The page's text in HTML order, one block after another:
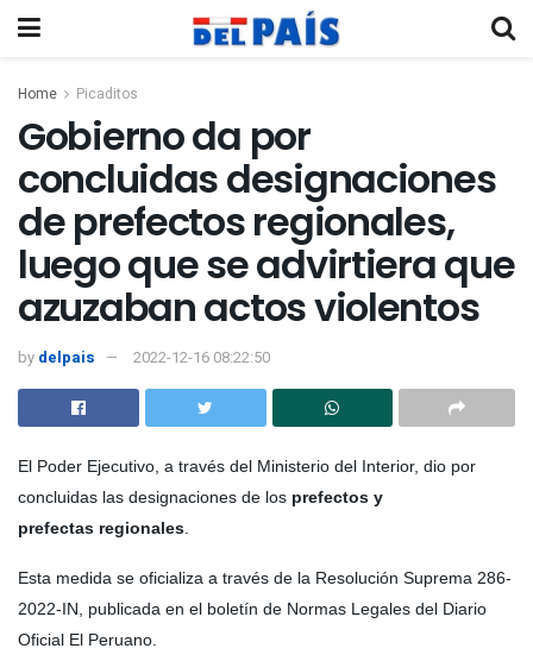
Home Picaditos
Gobierno da por
concluidas designaciones
de prefectos regionales,
luego que se advirtiera que
azuzaban actos violentos
by delpais 2022-12-16 08:22:50
El Poder Ejecutivo , a través del Ministerio del Interior, dio por
concluidas las designaciones de los prefectos y
prefectas regionales
Esta medida se oficializa a través de la Resolución Suprema 286-
2022-IN, publicada en el boletín de Normas Legales del Diario
Oficial El Peruano.